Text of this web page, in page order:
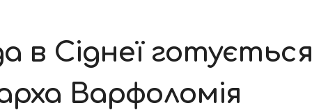
в Сіднеї
Варфоломія